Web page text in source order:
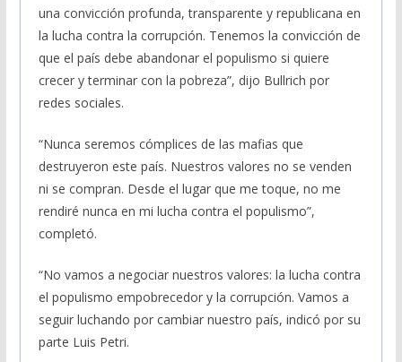
una convicción profunda, transparente y republicana en
la lucha contra la corrupción. Tenemos la convicción de
que el país debe abandonar el populismo si quiere
crecer y terminar con la pobreza”, dijo Bullrich por
redes sociales.
“Nunca seremos cómplices de las mafias que
destruyeron este país. Nuestros valores no se venden
ni se compran. Desde el lugar que me toque, no me
rendiré nunca en mi lucha contra el populismo”,
completó.
“No vamos a negociar nuestros valores: la lucha contra
el populismo empobrecedor y la corrupción. Vamos a
seguir luchando por cambiar nuestro país, indicó por su
parte Luis Petri.